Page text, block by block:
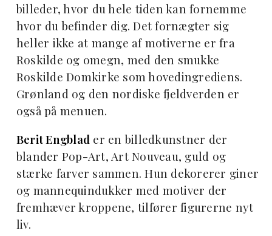
billeder, hvor du hele tiden kan fornemme
hvor du befinder dig. Det fornægter sig
heller ikke at mange af motiverne er fra
Roskilde og omegn, med den smukke
Roskilde Domkirke som hovedingrediens.
Grønland og den nordiske fjeldverden er
også på menuen.
Berit Engblad er en billedkunstner der
blander Pop-Art, Art Nouveau, guld og
stærke farver sammen. Hun dekorerer giner
og mannequindukker med motiver der
fremhæver kroppene, tilfører figurerne nyt
liv.